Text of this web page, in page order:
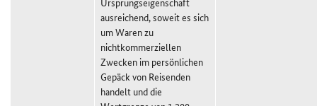
ausreichend, soweit es sich
um Waren zu
nichtkommerziellen
Zwecken im persönlichen
Gepäck von Reisenden
handelt und die